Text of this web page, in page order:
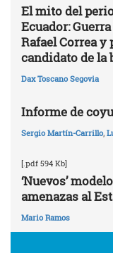
El mito del
Ecuador:
Rafael Correa
candidato de la
Dax Toscano Segovia
Informe de
Sergio Martín-Carrillo,
[.pdf 594 Kb]
‘Nuevos’
amenazas al
Mario Ramos